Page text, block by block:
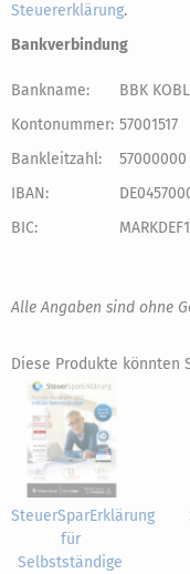
Steuererklärung.
Bankverbindung
Bankname:
BBK
Kontonummer: 57001517
Bankleitzahl:
57000000
IBAN:
BIC:
Alle Angaben sind ohne
Diese Produkte könnten
SteuerSparErklärung
für
Selbstständige